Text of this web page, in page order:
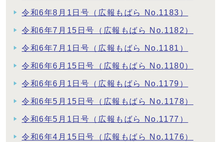
令和6年8月1日号（広報もばら No.1183）
令和6年7月15日号（広報もばら No.1182）
令和6年7月1日号（広報もばら No.1181）
令和6年6月15日号（広報もばら No.1180）
令和6年6月1日号（広報もばら No.1179）
令和6年5月15日号（広報もばら No.1178）
令和6年5月1日号（広報もばら No.1177）
令和6年4月15日号（広報もばら No.1176）